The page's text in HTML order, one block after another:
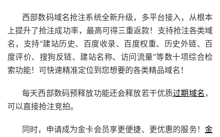
西部数码域名抢注系统全新升级，多平台接入，从根本
上提升了抢注成功率，最高可得三重返款！支持抢注各类域
名，支持“建站历史、百度收录、百度权重、历史外链、百
度评价、搜狗反链、建站名称、访问流量”等数十项综合检
索功能！可快速精准定位到您想要的各类精品域名！
每天西部数码预释放功能还会释放若干优质过期域名 ，
可以直接抢注竞拍。
同时，申请成为金卡会员享更便捷、更优惠的服务！ 金